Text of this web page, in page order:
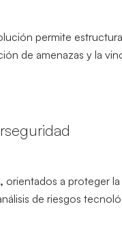
permite
de amenazas y la
orientados a proteger
de riesgos